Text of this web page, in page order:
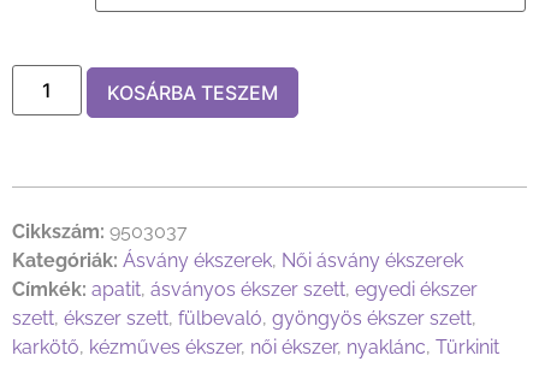
KOSÁRBA TESZEM
Cikkszám: 9503037
Kategóriák: Ásvány ékszerek, Női ásvány ékszerek
Címkék: apatit, ásványos ékszer szett, egyedi ékszer
szett, ékszer szett, fülbevaló, gyöngyös ékszer szett,
karkötő, kézműves ékszer, női ékszer, nyaklánc, Türkinit